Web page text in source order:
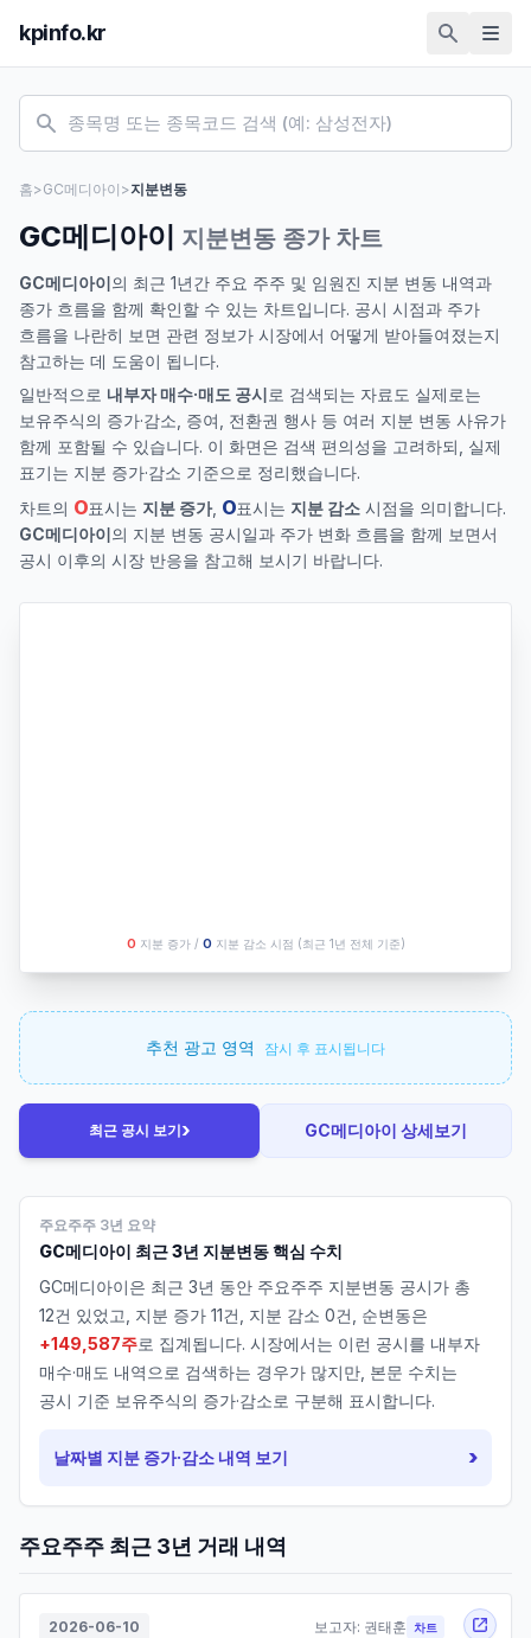
kpinfo.kr
홈>GC메디아이 >지분변동
GC메디아이 지분변동 종가 차트
GC메디아이의 최근 1년간 주요 주주 및 임원진 지분 변동 내역과
종가 흐름을 함께 확인할 수 있는 차트입니다. 공시 시점과 주가
흐름을 나란히 보면 관련 정보가 시장에서 어떻게 받아들여졌는지
참고하는 데 도움이 됩니다.
일반적으로 내부자 매수·매도 공시로 검색되는 자료도 실제로는
보유주식의 증가·감소, 증여, 전환권 행사 등 여러 지분 변동 사유가
함께 포함될 수 있습니다. 이 화면은 검색 편의성을 고려하되, 실제
표기는 지분 증가·감소 기준으로 정리했습니다.
차트의 O표시는 지분 증가, O표시는 지분 감소 시점을 의미합니다.
GC메디아이의 지분 변동 공시일과 주가 변화 흐름을 함께 보면서
공시 이후의 시장 반응을 참고해 보시기 바랍니다.
O 지분 증가 / O 지분 감소 시점 (최근 1년 전체 기준)
추천 광고 영역 잠시 후 표시됩니다
최근 공시 보기› GC메디아이 상세보기
주요주주 3년 요약
GC메디아이 최근 3년 지분변동 핵심 수치
GC메디아이은 최근 3년 동안 주요주주 지분변동 공시가 총
12건 있었고, 지분 증가 11건, 지분 감소 0건, 순변동은
+149,587주로 집계됩니다. 시장에서는 이런 공시를 내부자
매수·매도 내역으로 검색하는 경우가 많지만, 본문 수치는
공시 기준 보유주식의 증가·감소로 구분해 표시합니다.
날짜별 지분 증가·감소 내역 보기 ›
주요주주 최근 3년 거래 내역
2026-06-10 보고자: 권태훈 차트